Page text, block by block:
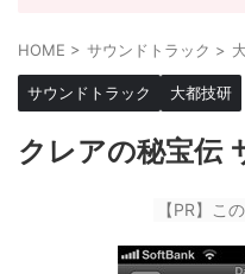
HOME > サウンドトラック >
サウンドトラック 大都技研
クレアの秘宝伝
【PR】こ